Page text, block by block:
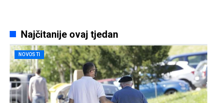
Najčitanije ovaj tjedan
NOVOSTI